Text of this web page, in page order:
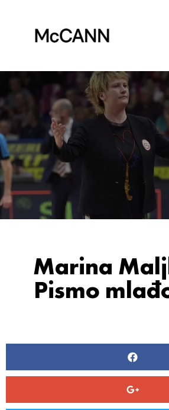
Marina
Pismo